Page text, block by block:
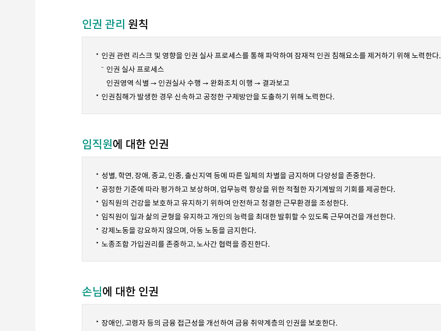
인권 관리 원칙
인권 관련 리스크 및 영향을 인권 실사 프로세스를 통해 파악하여 잠재적 인권 침해요소를 제거하기 위해 노력한다.
인권 실사 프로세스
인권영역 식별 → 인권실사 수행 → 완화조치 이행 → 결과보고
인권침해가 발생한 경우 신속하고 공정한 구제방안을 도출하기 위해 노력한다.
임직원에 대한 인권
성별, 학연, 장애, 종교, 인종, 출신지역 등에 따른 일체의 차별을 금지하며 다양성을 존중한다.
공정한 기준에 따라 평가하고 보상하며, 업무능력 향상을 위한 적절한 자기계발의 기회를 제공한다.
임직원의 건강을 보호하고 유지하기 위하여 안전하고 청결한 근무환경을 조성한다.
임직원이 일과 삶의 균형을 유지하고 개인의 능력을 최대한 발휘할 수 있도록 근무여건을 개선한다.
강제노동을 강요하지 않으며, 아동 노동을 금지한다.
노종조합 가입권리를 존중하고, 노사간 협력을 증진한다.
손님에 대한 인권
장애인, 고령자 등의 금융 접근성을 개선하여 금융 취약계층의 인권을 보호한다.